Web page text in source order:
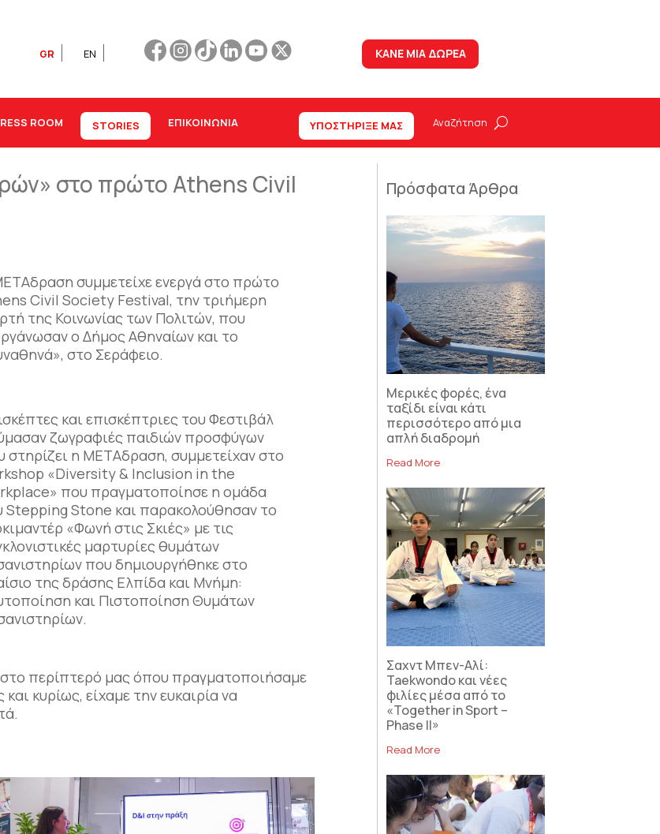
GR EN ΚΑΝΕ ΜΙΑ ΔΩΡΕΑ
ROOM STORIES ΕΠΙΚΟΙΝΩΝΊΑ ΥΠΟΣΤΗΡΙΞΕ ΜΑΣ
στο πρώτο Athens Civil
συμμετείχε ενεργά στο πρώτο
Civil Society Festival, την τριήμερη
της Κοινωνίας των Πολιτών, που
ο Δήμος Αθηναίων και το
στο Σεράφειο.
και επισκέπτριες του Φεστιβάλ
ζωγραφιές παιδιών προσφύγων
στηρίζει η ΜΕΤΑδραση, συμμετείχαν στο
«Diversity & Inclusion in the
που πραγματοποίησε η ομάδα
Stepping Stone και παρακολούθησαν το
«Φωνή στις Σκιές» με τις
μαρτυρίες θυμάτων
που δημιουργήθηκε στο
της δράσης Ελπίδα και Μνήμη:
και Πιστοποίηση Θυμάτων
στο περίπτερό μας όπου πραγματοποιήσαμε
κυρίως, είχαμε την ευκαιρία να
Πρόσφατα Άρθρα
Μερικές φορές, ένα
ταξίδι είναι κάτι
περισσότερο από μια
απλή διαδρομή
Read More
Σαχντ Μπεν-Αλί:
Taekwondo και νέες
φιλίες μέσα από το
«Together in Sport –
Phase II»
Read More